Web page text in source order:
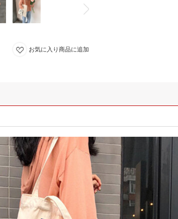
お気に入り商品に追加